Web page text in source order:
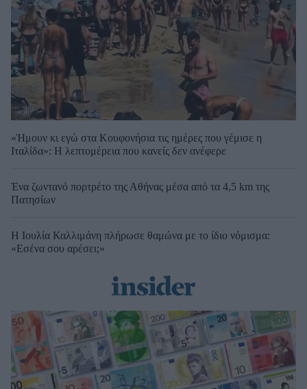
«Ήμουν κι εγώ στα Κουφονήσια τις ημέρες που γέμισε η
Ιταλίδα»: Η λεπτομέρεια που κανείς δεν ανέφερε
Ένα ζωντανό πορτρέτο της Αθήνας μέσα από τα 4,5 km της
Πατησίων
Η Ιουλία Καλλιμάνη πλήρωσε θαμώνα με το ίδιο νόμισμα:
«Εσένα σου αρέσει;»